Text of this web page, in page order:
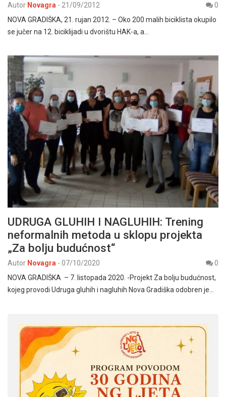
Autor Novagra - 21/09/2012
0
NOVA GRADIŠKA, 21. rujan 2012. – Oko 200 malih biciklista okupilo
se jučer na 12. biciklijadi u dvorištu HAK-a, a…
UDRUGA GLUHIH I NAGLUHIH: Trening
neformalnih metoda u sklopu projekta
„Za bolju budućnost“
Autor Novagra - 07/10/2020
0
NOVA GRADIŠKA – 7. listopada 2020. -Projekt Za bolju budućnost,
kojeg provodi Udruga gluhih i nagluhih Nova Gradiška odobren je…